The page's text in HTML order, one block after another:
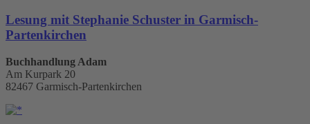
Lesung mit Stephanie Schuster in Garmisch-
Partenkirchen
Buchhandlung Adam
Am Kurpark 20
82467 Garmisch-Partenkirchen